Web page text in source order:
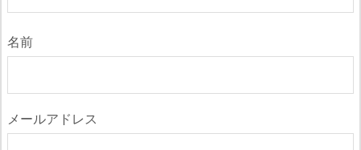
名前
メールアドレス